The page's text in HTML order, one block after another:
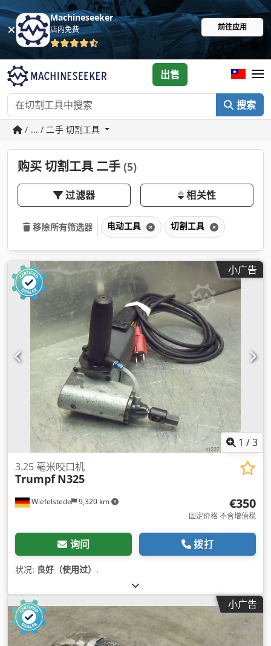
Machineseeker
店内免费 前往应用
搜索
出售
/ ... / 二手 切割工具
购买 切割工具 二手 (5)
过滤器 相关性
移除所有筛选器 电动工具 切割工具
小广告
1 /3
Wiefelstede 9,320 km
3.25 毫米咬口机
Trumpf N325
€350
固定价格 不含增值税
询问 拨打
状况: 良好（使用过） ,
小广告